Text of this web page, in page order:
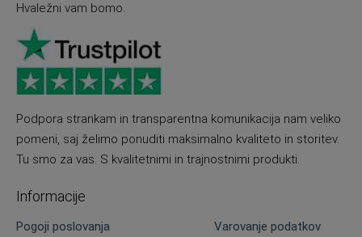
Hvaležni vam bomo.
Podpora strankam in transparentna komunikacija nam veliko
pomeni, saj želimo ponuditi maksimalno kvaliteto in storitev.
Tu smo za vas. S kvalitetnimi in trajnostnimi produkti.
Informacije
Pogoji poslovanja
Varovanje podatkov